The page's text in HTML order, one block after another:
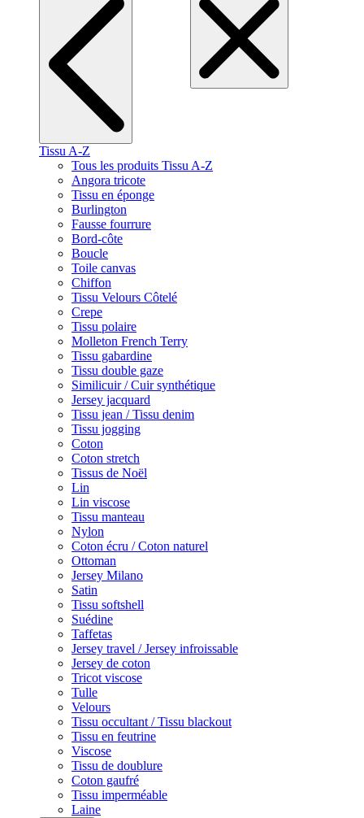
Tissu A-Z
Tous les produits Tissu A-Z
Angora tricote
Tissu en éponge
Burlington
Fausse fourrure
Bord-côte
Boucle
Toile canvas
Chiffon
Tissu Velours Côtelé
Crepe
Tissu polaire
Molleton French Terry
Tissu gabardine
Tissu double gaze
Similicuir / Cuir synthétique
Jersey jacquard
Tissu jean / Tissu denim
Tissu jogging
Coton
Coton stretch
Tissus de Noël
Lin
Lin viscose
Tissu manteau
Nylon
Coton écru / Coton naturel
Ottoman
Jersey Milano
Satin
Tissu softshell
Suédine
Taffetas
Jersey travel / Jersey infroissable
Jersey de coton
Tricot viscose
Tulle
Velours
Tissu occultant / Tissu blackout
Tissu en feutrine
Viscose
Tissu de doublure
Coton gaufré
Tissu imperméable
Laine